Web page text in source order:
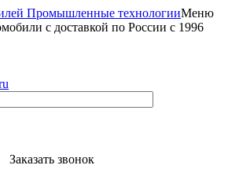
Меню
с доставкой по России с 1996
Заказать звонок